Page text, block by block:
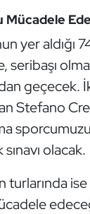
Mücadele
yer aldığı
geçecek.
Stefano
olacak.
turlarında